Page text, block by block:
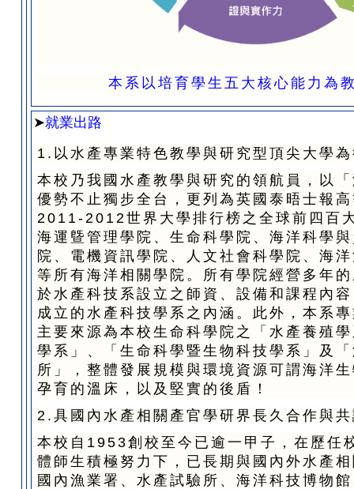
本系以培育學生五大核心能力為
➤就業出路
1.以水產專業特色教學與研究型頂尖大學
本校乃我國水產教學與研究的領航員，以
優勢不止獨步全台，更列為英國泰晤士報
2011-2012世界大學排行榜之全球前四百
海運曁管理學院、生命科學院、海洋科學
院、電機資訊學院、人文社會科學院、海
等所有海洋相關學院。所有學院經營多年
於水產科技系設立之師資、設備和課程內
成立的水產科技學系之內涵。此外，本系
主要來源為本校生命科學院之「水產養殖
學系」、「生命科學暨生物科技學系」及
所」，整體發展規模與環境資源可謂海洋
孕育的溫床，以及堅實的後盾！
2.具國內水產相關產官學研界長久合作與
本校自1953創校至今已逾一甲子，在歷任
體師生積極努力下，已長期與國內外水產
國內漁業署、水產試驗所、海洋科技博物